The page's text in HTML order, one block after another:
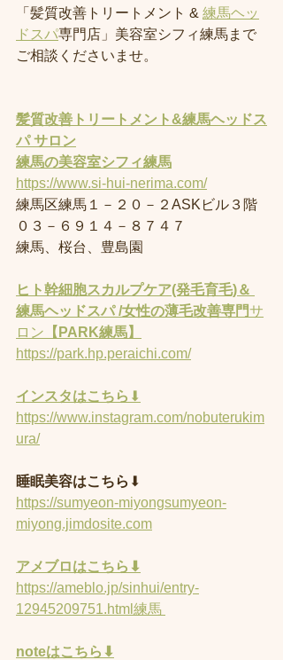
「髪質改善トリートメント & 練馬ヘッ
ドスパ専門店」美容室シフィ練馬まで
ご相談くださいませ。
髪質改善トリートメント&練馬ヘッドス
パ サロン
練馬の美容室シフィ練馬
https://www.si-hui-nerima.com/
練馬区練馬１－２０－２ASKビル３階
０３－６９１４－８７４７
練馬、桜台、豊島園
ヒト幹細胞スカルプケア(発毛育毛)＆
練馬ヘッドスパ /女性の薄毛改善専門サ
ロン 【PARK練馬】
https://park.hp.peraichi.com/
インスタはこちら ⬇︎
https://www.instagram.com/nobuterukim
ura/
睡眠美容はこちら ⬇︎
https://sumyeon-miyongsumyeon-
miyong.jimdosite.com
アメブロはこちら⬇︎
https://ameblo.jp/sinhui/entry-
12945209751.html練馬
noteはこちら⬇︎